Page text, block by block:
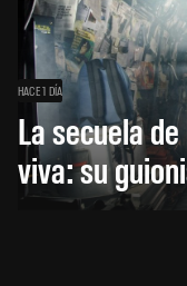
HACE 1 DÍA
La secuela
viva: su